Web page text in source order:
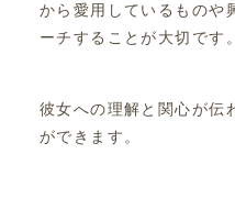
から愛用しているものや
ーチすることが大切です。
彼女への理解と関心が伝
ができます。